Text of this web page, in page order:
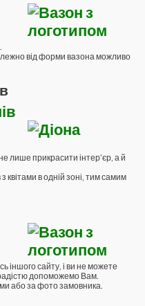
від форми вазона можливо
лише прикрасити інтер’єр, а й
квітами в одній зоні, тим самим
іншого сайту, і ви не можете
допоможемо Вам.
або за фото замовника.